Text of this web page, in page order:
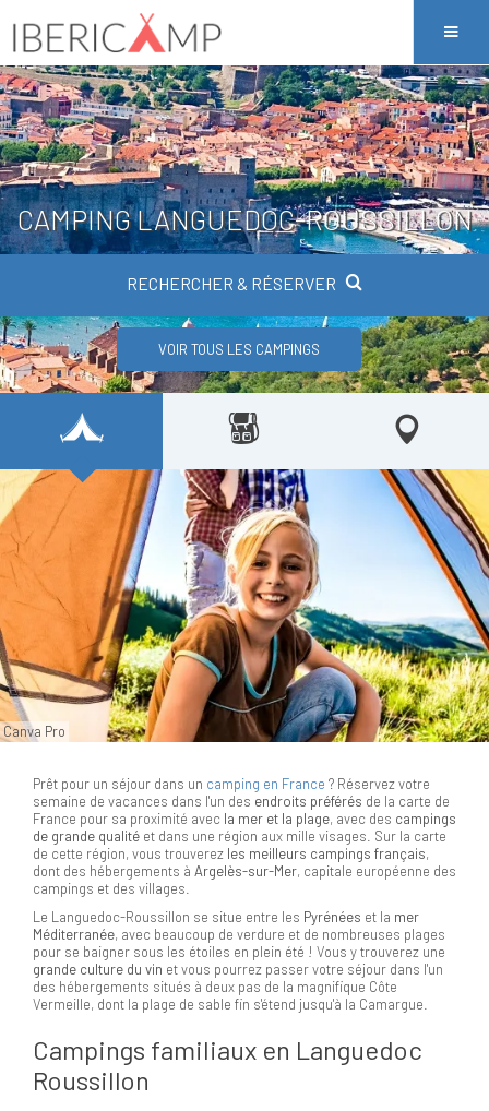
CAMPING LANGUEDOC-ROUSSILLON
RECHERCHER & RÉSERVER
VOIR TOUS LES CAMPINGS
Canva Pro
Prêt pour un séjour dans un camping en France ? Réservez votre
semaine de vacances dans l'un des endroits préférés de la carte de
France pour sa proximité avec la mer et la plage, avec des campings
de grande qualité et dans une région aux mille visages. Sur la carte
de cette région, vous trouverez les meilleurs campings français,
dont des hébergements à Argelès-sur-Mer, capitale européenne des
campings et des villages.
Le Languedoc-Roussillon se situe entre les Pyrénées et la mer
Méditerranée, avec beaucoup de verdure et de nombreuses plages
pour se baigner sous les étoiles en plein été ! Vous y trouverez une
grande culture du vin et vous pourrez passer votre séjour dans l'un
des hébergements situés à deux pas de la magnifique Côte
Vermeille, dont la plage de sable fin s'étend jusqu'à la Camargue.
Campings familiaux en Languedoc
Roussillon